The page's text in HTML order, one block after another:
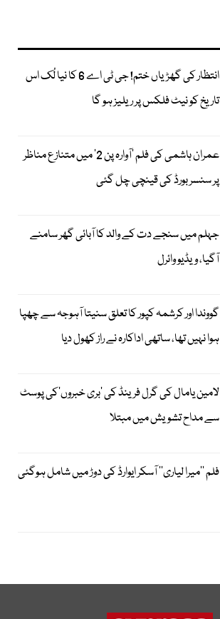
انتظار کی گھڑیاں ختم! جی ٹی اے 6 کا نیا لُک اس
تاریخ کو نیٹ فلکس پر ریلیز ہو گا
عمران ہاشمی کی فلم ’آوارہ پن 2‘ میں متنازع مناظر
پر سنسر بورڈ کی قینچی چل گئی
جہلم میں سنجے دت کے والد کا آبائی گھر سامنے
آگیا، ویڈیو وائرل
گووندا اور کرشمہ کپور کا تعلق سنیتا آہوجہ سے چھپا
ہوا نہیں تھا، ساتھی اداکارہ نے راز کھول دیا
لامین یامال کی گرل فرینڈ کی ’بری خبروں‘کی پوسٹ
سے مداح تشویش میں مبتلا
فلم ’’میرا لیاری‘‘ آسکر ایوارڈ کی دوڑ میں شامل ہوگئی